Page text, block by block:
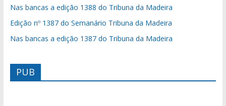
Nas bancas a edição 1388 do Tribuna da Madeira
Edição nº 1387 do Semanário Tribuna da Madeira
Nas bancas a edição 1387 do Tribuna da Madeira
PUB